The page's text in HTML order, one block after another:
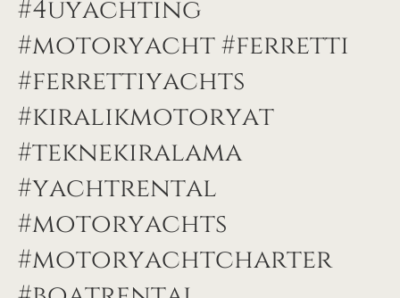
#4uyachting
#motoryacht #ferretti
#ferrettiyachts
#kiralikmotoryat
#teknekiralama
#yachtrental
#motoryachts
#motoryachtcharter